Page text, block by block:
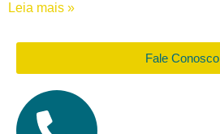
Leia mais »
Fale Conosco